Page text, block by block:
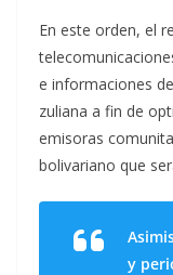
En este orden, el
e informaciones
zuliana a fin de
emisoras
bolivariano que
y